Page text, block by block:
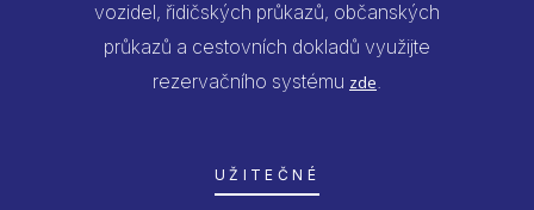
vozidel, řidičských průkazů, občanských
průkazů a cestovních dokladů využijte
rezervačního systému zde.
UŽITEČNÉ